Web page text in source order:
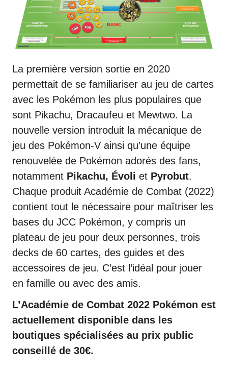
La première version sortie en 2020
permettait de se familiariser au jeu de cartes
avec les Pokémon les plus populaires que
sont Pikachu, Dracaufeu et Mewtwo. La
nouvelle version introduit la mécanique de
jeu des Pokémon-V ainsi qu’une équipe
renouvelée de Pokémon adorés des fans,
notamment Pikachu, Évoli et Pyrobut.
Chaque produit Académie de Combat (2022)
contient tout le nécessaire pour maîtriser les
bases du JCC Pokémon, y compris un
plateau de jeu pour deux personnes, trois
decks de 60 cartes, des guides et des
accessoires de jeu. C’est l’idéal pour jouer
en famille ou avec des amis.
L’Académie de Combat 2022 Pokémon est
actuellement disponible dans les
boutiques spécialisées au prix public
conseillé de 30€.